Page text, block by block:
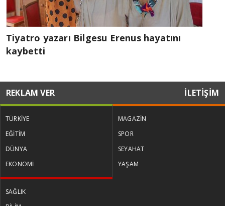
Tiyatro yazarı Bilgesu Erenus hayatını
kaybetti
REKLAM VER İLETİŞİM
TÜRKİYE
EĞİTİM
DÜNYA
EKONOMİ
MAGAZİN
SPOR
SEYAHAT
YAŞAM
SAĞLIK